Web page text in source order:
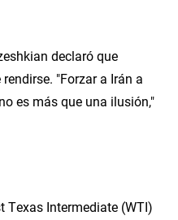
declaró que
"Forzar a Irán a
es más que una ilusión,"
Texas Intermediate (WTI)